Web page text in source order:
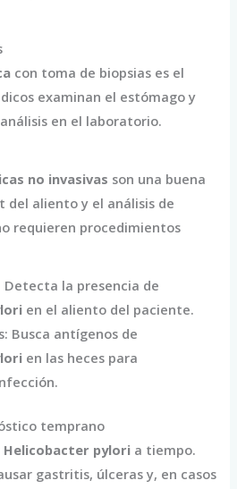
con toma de biopsias es el
examinan el estómago y
en el laboratorio.
no invasivas son una buena
del aliento y el análisis de
requieren procedimientos
la presencia de
en el aliento del paciente.
Busca antígenos de
en las heces para
temprano
Helicobacter pylori a tiempo.
gastritis, úlceras y, en casos